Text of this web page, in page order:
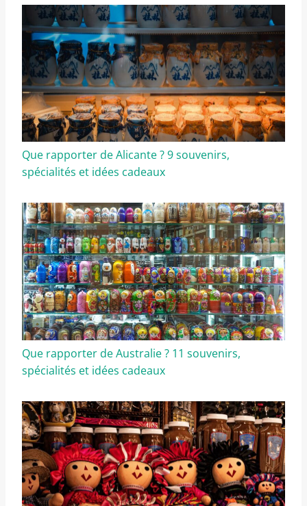
Que rapporter de Alicante ? 9 souvenirs,
spécialités et idées cadeaux
Que rapporter de Australie ? 11 souvenirs,
spécialités et idées cadeaux